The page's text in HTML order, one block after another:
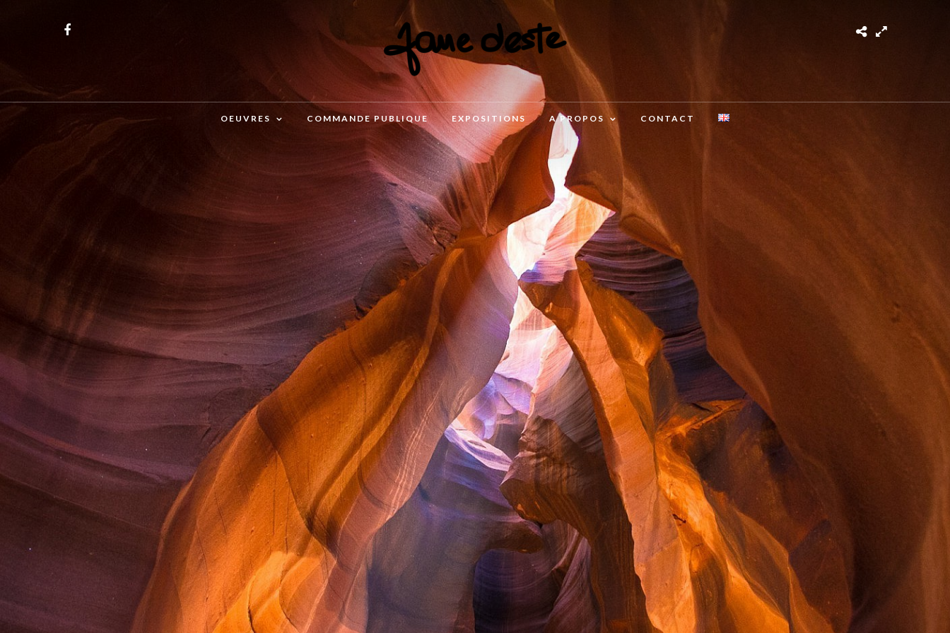
OEUVRES COMMANDE PUBLIQUE EXPOSITIONS A PROPOS CONTACT